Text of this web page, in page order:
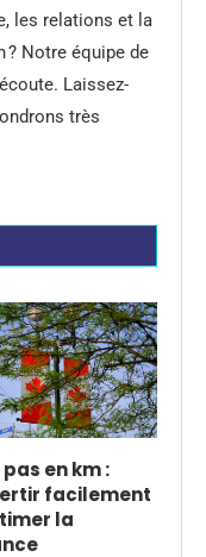
les relations et la
? Notre équipe de
Laissez-
très
en km :
facilement
la